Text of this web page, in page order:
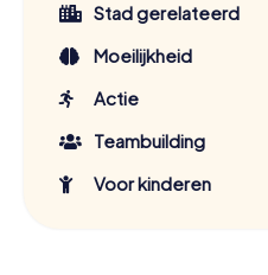
Stad gerelateerd
Moeilijkheid
Actie
Teambuilding
Voor kinderen